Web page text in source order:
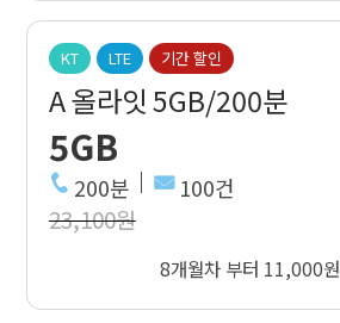
KT LTE 기간 할인
A 올라잇 5GB/200분
5GB
200분 100건
23,100원
8개월차 부터 11,000원